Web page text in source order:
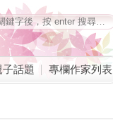
子話題 專欄作家列表